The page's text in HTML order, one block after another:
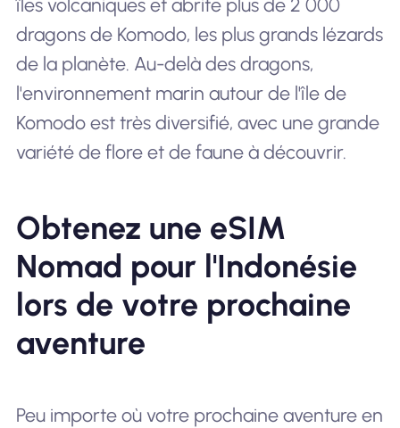
îles volcaniques et abrite plus de 2 000
dragons de Komodo, les plus grands lézards
de la planète. Au-delà des dragons,
l'environnement marin autour de l'île de
Komodo est très diversifié, avec une grande
variété de flore et de faune à découvrir.
Obtenez une eSIM
Nomad pour l'Indonésie
lors de votre prochaine
aventure
Peu importe où votre prochaine aventure en